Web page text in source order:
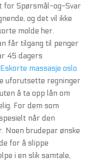
for Spørsmål-og-Svar
og det vil ikke
molde her.
får tilgang til penger
45 dagers
Eskorte massasje oslo
uforutsette regninger
å ta opp lån om
For dem som
når den
Noen brudepar ønske
for å slippe
i en slik samtale,